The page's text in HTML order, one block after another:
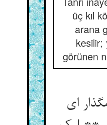
üç kıl
arana
kesilir;
görünen
ای